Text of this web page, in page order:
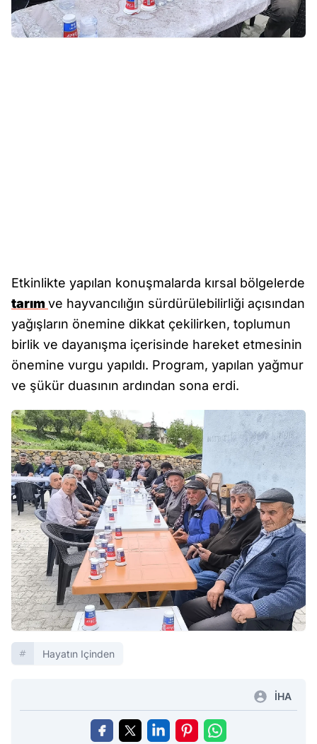
Etkinlikte yapılan konuşmalarda kırsal bölgelerde
tarım ve hayvancılığın sürdürülebilirliği açısından
yağışların önemine dikkat çekilirken, toplumun
birlik ve dayanışma içerisinde hareket etmesinin
önemine vurgu yapıldı. Program, yapılan yağmur
ve şükür duasının ardından sona erdi.
Hayatın Içinden
İHA